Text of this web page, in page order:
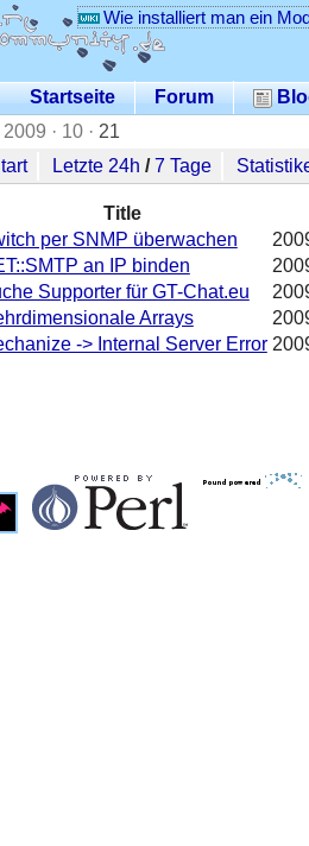
Wie installiert man ein
Startseite Forum
2009 · 10 · 21
Letzte 24h /7 Tage
Title
per SNMP überwachen
an IP binden
Supporter für GT-Chat.eu
Arrays
-> Internal Server Error